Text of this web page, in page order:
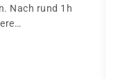
Nach rund 1h